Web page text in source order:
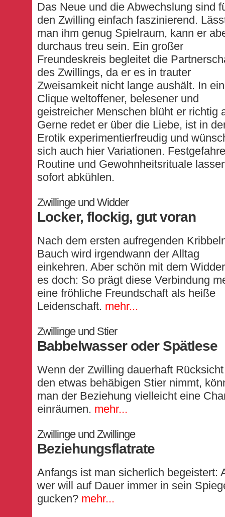
Das Neue und die Abwechslung sind
den Zwilling einfach faszinierend.
man ihm genug Spielraum, kann er
durchaus treu sein. Ein großer
Freundeskreis begleitet die
des Zwillings, da er es in trauter
Zweisamkeit nicht lange aushält. In
Clique weltoffener, belesener und
geistreicher Menschen blüht er richtig
Gerne redet er über die Liebe, ist in
Erotik experimentierfreudig und
sich auch hier Variationen.
Routine und Gewohnheitsrituale
sofort abkühlen.
Zwillinge und Widder
Locker, flockig, gut voran
Nach dem ersten aufregenden
Bauch wird irgendwann der Alltag
einkehren. Aber schön mit dem
es doch: So prägt diese Verbindung
eine fröhliche Freundschaft als heiße
Leidenschaft. mehr...
Zwillinge und Stier
Babbelwasser oder Spätlese
Wenn der Zwilling dauerhaft
den etwas behäbigen Stier nimmt,
man der Beziehung vielleicht eine
einräumen. mehr...
Zwillinge und Zwillinge
Beziehungsflatrate
Anfangs ist man sicherlich begeistert:
wer will auf Dauer immer in sein
gucken? mehr...